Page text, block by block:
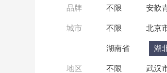
品牌 不限 安歆
城市 不限 北京
湖南省 湖
地区 不限 武汉